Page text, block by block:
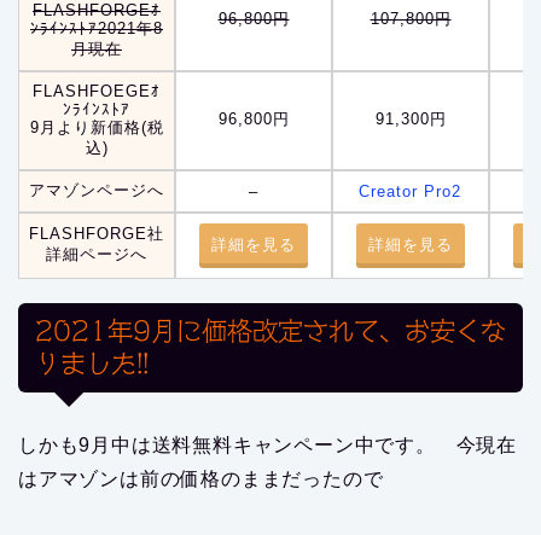
FLASHFORGEｵ
ﾝﾗｲﾝｽﾄｱ2021年8
月現在
96,800円 107,800円
FLASHFOEGEｵ
ﾝﾗｲﾝｽﾄｱ
9月より新価格(税
込)
96,800円 91,300円
アマゾンページへ – Creator Pro2
FLASHFORGE社
詳細ページへ
詳細を見る 詳細を見る
2021年9月に価格改定されて、お安くな
りました!!
しかも9月中は送料無料キャンペーン中です。 今現在
はアマゾンは前の価格のままだったので